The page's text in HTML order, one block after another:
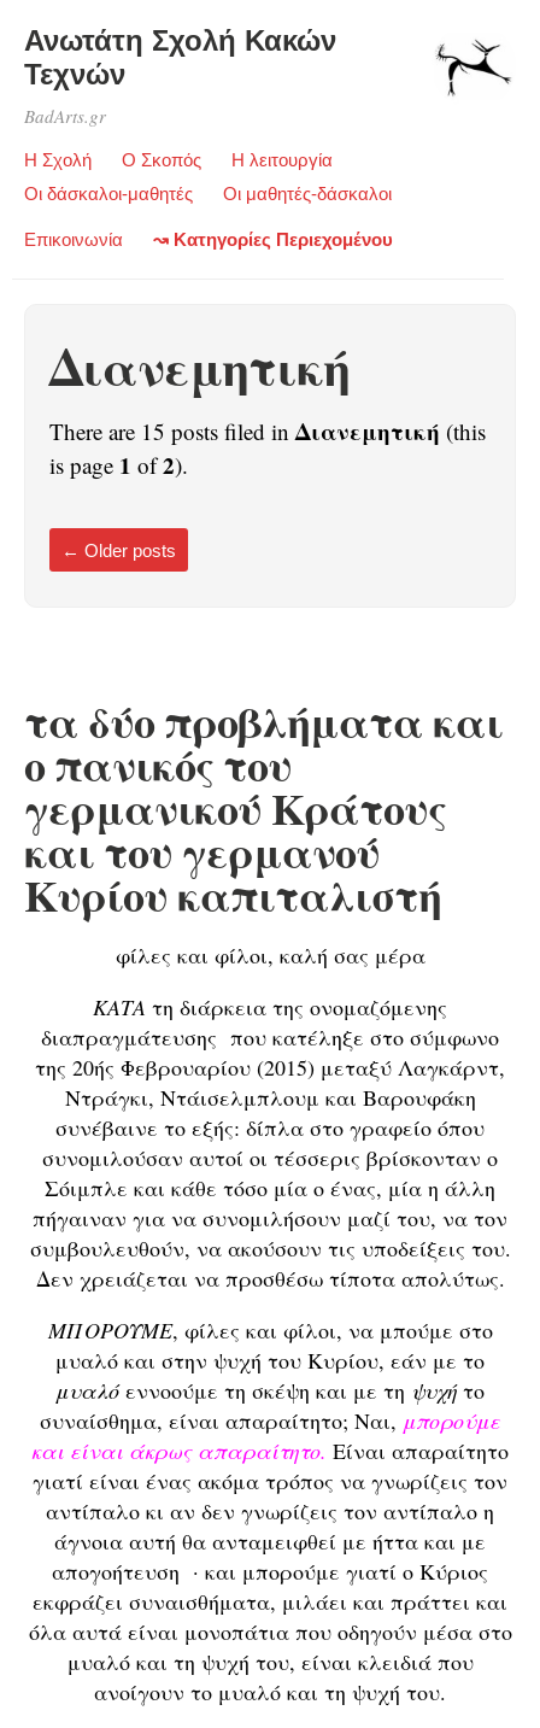
Ανωτάτη Σχολή Κακών
Τεχνών
BadArts.gr
Η Σχολή Ο Σκοπός
Η λειτουργία
Οι δάσκαλοι-μαθητές
Οι μαθητές-δάσκαλοι
Επικοινωνία ↝ Κατηγορίες Περιεχομένου
Διανεμητική
There are 15 posts filed inΔιανεμητική (this
is page 1 of2).
← Older posts
τα δύο προβλήματα και
ο πανικός του
γερμανικού Κράτους
και του γερμανού
Κυρίου καπιταλιστή
φίλες και φίλοι, καλή σας μέρα
ΚΑΤΑ τη διάρκεια της ονομαζόμενης
διαπραγμάτευσης που κατέληξε στο σύμφωνο
της 20ής Φεβρουαρίου (2015) μεταξύ Λαγκάρντ,
Ντράγκι, Ντάισελμπλουμ και Βαρουφάκη
συνέβαινε το εξής: δίπλα στο γραφείο όπου
συνομιλούσαν αυτοί οι τέσσερις βρίσκονταν ο
Σόιμπλε και κάθε τόσο μία ο ένας, μία η άλλη
πήγαιναν για να συνομιλήσουν μαζί του, να τον
συμβουλευθούν, να ακούσουν τις υποδείξεις του.
Δεν χρειάζεται να προσθέσω τίποτα απολύτως.
ΜΠΟΡΟΥΜΕ, φίλες και φίλοι, να μπούμε στο
μυαλό και στην ψυχή του Κυρίου, εάν με το
μυαλόεννοούμε τη σκέψη και με τη ψυχήτο
συναίσθημα, είναι απαραίτητο; Ναι, μπορούμε
και είναι άκρως απαραίτητο. Είναι απαραίτητο
γιατί είναι ένας ακόμα τρόπος να γνωρίζεις τον
αντίπαλο κι αν δεν γνωρίζεις τον αντίπαλο η
άγνοια αυτή θα ανταμειφθεί με ήττα και με
απογοήτευση · και μπορούμε γιατί ο Κύριος
εκφράζει συναισθήματα, μιλάει και πράττει και
όλα αυτά είναι μονοπάτια που οδηγούν μέσα στο
μυαλό και τη ψυχή του, είναι κλειδιά που
ανοίγουν το μυαλό και τη ψυχή του.